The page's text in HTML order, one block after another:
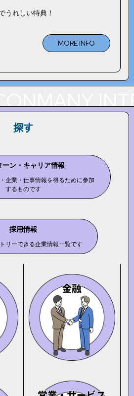
うれしい特典！
MORE INFO
探す
ーン・キャリア情報
企業・仕事情報を得るために参加
するものです
採用情報
リーできる企業情報一覧です